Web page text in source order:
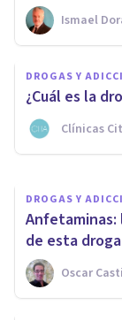
Ismael
DROGAS Y
¿Cuál es la
Clínicas
DROGAS Y
¿Por
adicción
Luis Miguel
DROGAS Y
Anfetaminas:
de esta droga
Oscar